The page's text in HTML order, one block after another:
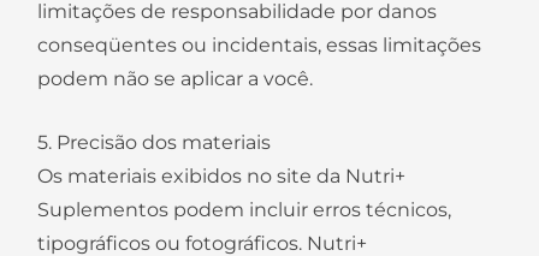
limitações de responsabilidade por danos
conseqüentes ou incidentais, essas limitações
podem não se aplicar a você.
5. Precisão dos materiais
Os materiais exibidos no site da Nutri+
Suplementos podem incluir erros técnicos,
tipográficos ou fotográficos. Nutri+